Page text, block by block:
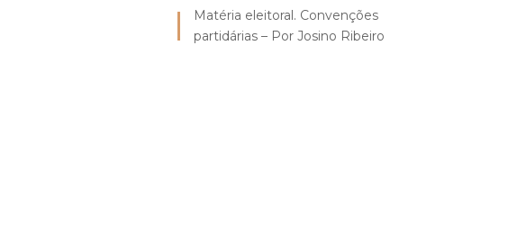
Matéria eleitoral. Convenções
partidárias – Por Josino Ribeiro